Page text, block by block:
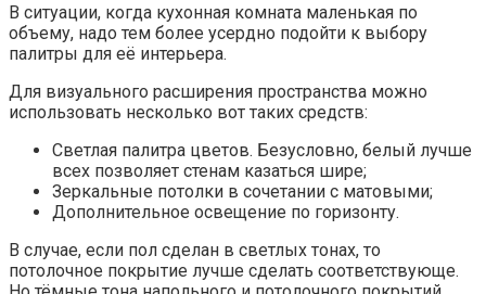
В ситуации, когда кухонная комната маленькая по
объему, надо тем более усердно подойти к выбору
палитры для её интерьера.
Для визуального расширения пространства можно
использовать несколько вот таких средств:
Светлая палитра цветов. Безусловно, белый лучше
всех позволяет стенам казаться шире;
Зеркальные потолки в сочетании с матовыми;
Дополнительное освещение по горизонту.
В случае, если пол сделан в светлых тонах, то
потолочное покрытие лучше сделать соответствующе.